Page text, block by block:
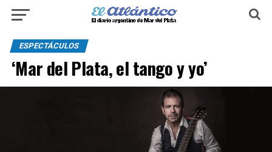
ESPECTÁCULOS
‘Mar del Plata, el tango y yo’